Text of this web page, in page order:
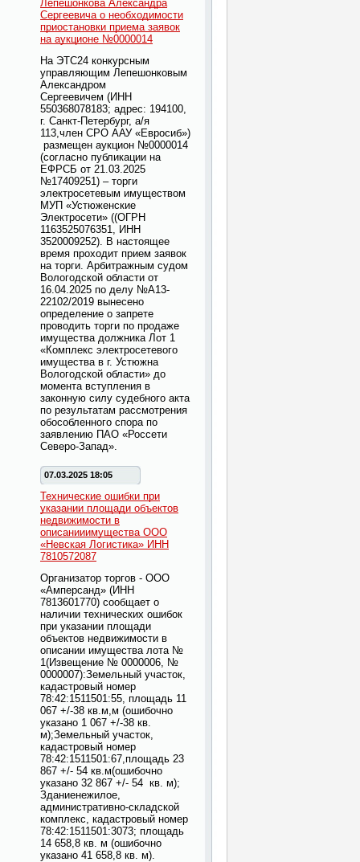
Лепешонкова Александра
Сергеевича о необходимости
приостановки приема заявок
на аукционе №0000014
На ЭТС24 конкурсным
управляющим Лепешонковым
Александром
Сергеевичем (ИНН
550368078183; адрес: 194100,
г. Санкт-Петербург, а/я
113,член СРО ААУ «Евросиб»)
размещен аукцион №0000014
(согласно публикации на
ЕФРСБ от 21.03.2025
№17409251) – торги
электросетевым имуществом
МУП «Устюженские
Электросети» ((ОГРН
1163525076351, ИНН
3520009252). В настоящее
время проходит прием заявок
на торги. Арбитражным судом
Вологодской области от
16.04.2025 по делу №А13-
22102/2019 вынесено
определение о запрете
проводить торги по продаже
имущества должника Лот 1
«Комплекс электросетевого
имущества в г. Устюжна
Вологодской области» до
момента вступления в
законную силу судебного акта
по результатам рассмотрения
обособленного спора по
заявлению ПАО «Россети
Северо-Запад».
07.03.2025 18:05
Технические ошибки при
указании площади объектов
недвижимости в
описанииимущества ООО
«Невская Логистика» ИНН
7810572087
Организатор торгов - ООО
«Амперсанд» (ИНН
7813601770) сообщает о
наличии технических ошибок
при указании площади
объектов недвижимости в
описании имущества лота №
1(Извещение № 0000006, №
0000007):Земельный участок,
кадастровый номер
78:42:1511501:55, площадь 11
067 +/-38 кв.м,м (ошибочно
указано 1 067 +/-38 кв.
м);Земельный участок,
кадастровый номер
78:42:1511501:67,площадь 23
867 +/- 54 кв.м(ошибочно
указано 32 867 +/- 54 кв. м);
Зданиенежилое,
административно-складской
комплекс, кадастровый номер
78:42:1511501:3073; площадь
14 658,8 кв. м (ошибочно
указано 41 658,8 кв. м).